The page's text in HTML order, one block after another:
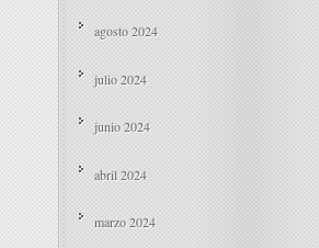
agosto 2024
julio 2024
junio 2024
abril 2024
marzo 2024